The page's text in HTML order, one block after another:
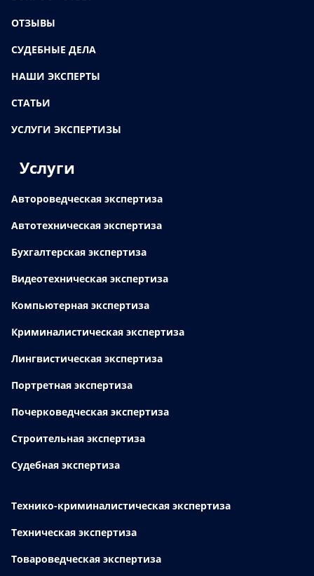
ОТЗЫВЫ
СУДЕБНЫЕ ДЕЛА
НАШИ ЭКСПЕРТЫ
СТАТЬИ
УСЛУГИ ЭКСПЕРТИЗЫ
Услуги
Автороведческая экспертиза
Автотехническая экспертиза
Бухгалтерская экспертиза
Видеотехническая экспертиза
Компьютерная экспертиза
Криминалистическая экспертиза
Лингвистическая экспертиза
Портретная экспертиза
Почерковедческая экспертиза
Строительная экспертиза
Судебная экспертиза
Технико-криминалистическая экспертиза
Техническая экспертиза
Товароведческая экспертиза